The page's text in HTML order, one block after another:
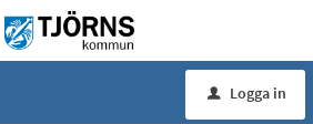
u Logga in